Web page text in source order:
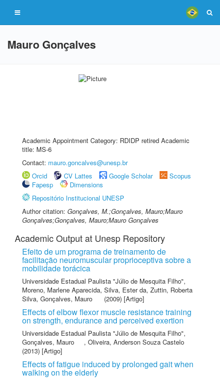
Mauro Gonçalves
Academic Appointment Category: RDIDP retired Academic
title: MS-6
Contact: mauro.goncalves@unesp.br
Orcid
CV Lattes Google Scholar
Scopus
Fapesp
Dimensions
Repositório Institucional UNESP
Author citation: Gonçalves, M.;Gonçalves, Mauro;Mauro
Gonçalves;Gonçalves, Mauro;Mauro Gonçalves
Academic Output at Unesp Repository
Efeito de um programa de treinamento de
facilitação neuromuscular proprioceptiva sobre a
mobilidade torácica
Universidade Estadual Paulista "Júlio de Mesquita Filho",
Moreno, Marlene Aparecida, Silva, Ester da, Zuttin, Roberta
Silva, Gonçalves, Mauro (2009) [Artigo]
Effects of elbow flexor muscle resistance training
on strength, endurance and perceived exertion
Universidade Estadual Paulista "Júlio de Mesquita Filho",
Gonçalves, Mauro
, Oliveira, Anderson Souza Castelo
(2013) [Artigo]
Effects of fatigue induced by prolonged gait when
walking on the elderly